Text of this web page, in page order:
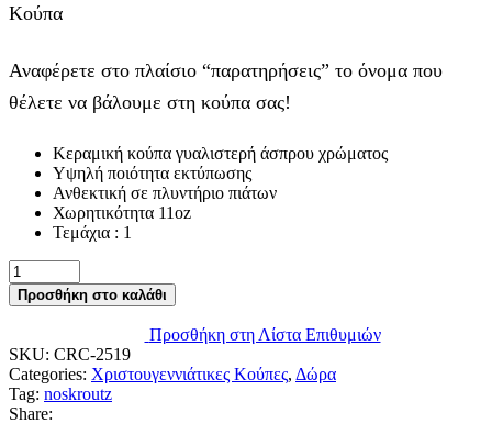
Κούπα
Αναφέρετε στο πλαίσιο “παρατηρήσεις” το όνομα που
θέλετε να βάλουμε στη κούπα σας!
Κεραμική κούπα γυαλιστερή άσπρου χρώματος
Υψηλή ποιότητα εκτύπωσης
Ανθεκτική σε πλυντήριο πιάτων
Χωρητικότητα 11oz
Τεμάχια : 1
Πάπια
Χριστουγεννιάτικη
με
-
Χριστουγεννιάτικη
Κούπα,
1
Προσθήκη στο καλάθι
Προσθήκη στη Λίστα Επιθυμιών
SKU: CRC-2519
Categories: Χριστουγεννιάτικες Κούπες, Δώρα
Tag: noskroutz
Share: